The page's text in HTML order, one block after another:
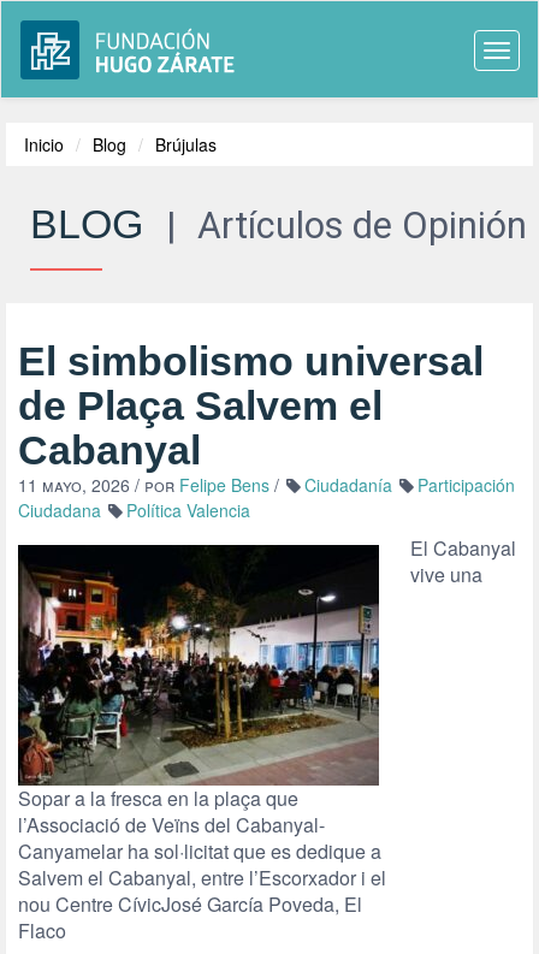
Inicio Blog Brújulas
BLOG | Artículos de Opinión
El simbolismo universal
de Plaça Salvem el
Cabanyal
11 mayo, 2026 / por Felipe Bens / Ciudadanía
Participación
Ciudadana
Política Valencia
Sopar a la fresca en la plaça que
l’Associació de Veïns del Cabanyal-
Canyamelar ha sol·licitat que es dedique a
Salvem el Cabanyal, entre l’Escorxador i el
nou Centre CívicJosé García Poveda, El
Flaco
El Cabanyal
vive una